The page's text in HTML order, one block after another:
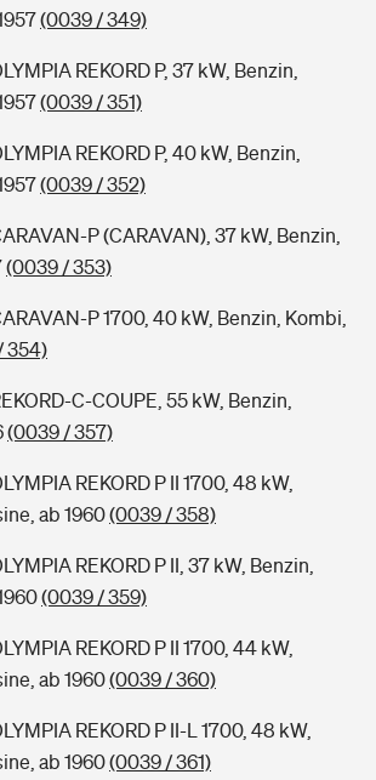
(0039 / 349)
REKORD P, 37 kW, Benzin,
(0039 / 351)
REKORD P, 40 kW, Benzin,
(0039 / 352)
P (CARAVAN), 37 kW, Benzin,
(0039 / 353)
P 1700, 40 kW, Benzin, Kombi,
354)
C-COUPE, 55 kW, Benzin,
(0039 / 357)
REKORD P II 1700, 48 kW,
ab 1960(0039 / 358)
REKORD P II, 37 kW, Benzin,
(0039 / 359)
REKORD P II 1700, 44 kW,
ab 1960(0039 / 360)
REKORD P II-L 1700, 48 kW,
ab 1960(0039 / 361)